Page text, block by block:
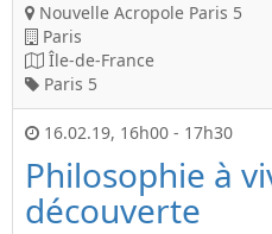
Nouvelle Acropole Paris 5
Paris
Île-de-France
Paris 5
16.02.19, 16h00 - 17h30
Philosophie à
découverte